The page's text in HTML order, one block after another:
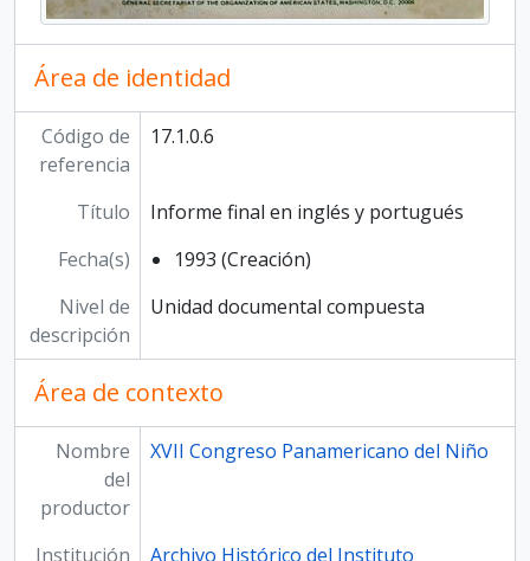
Área de identidad
Código de
referencia
17.1.0.6
Título
Informe final en inglés y portugués
Fecha(s)
1993 (Creación)
Nivel de
descripción
Unidad documental compuesta
Área de contexto
Nombre
del
productor
XVII Congreso Panamericano del Niño
Institución
Archivo Histórico del Instituto